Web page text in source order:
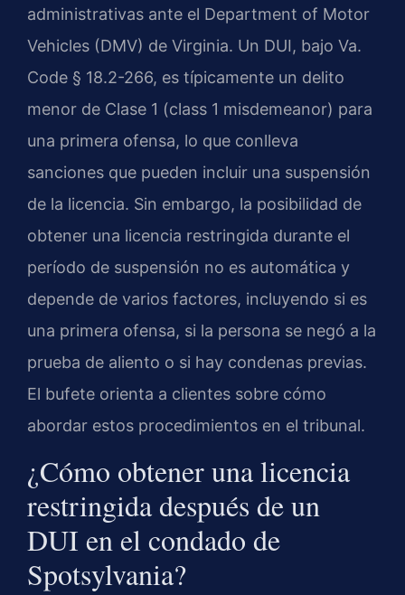
administrativas ante el Department of Motor
Vehicles (DMV) de Virginia. Un DUI, bajo Va.
Code § 18.2-266, es típicamente un delito
menor de Clase 1 (class 1 misdemeanor) para
una primera ofensa, lo que conlleva
sanciones que pueden incluir una suspensión
de la licencia. Sin embargo, la posibilidad de
obtener una licencia restringida durante el
período de suspensión no es automática y
depende de varios factores, incluyendo si es
una primera ofensa, si la persona se negó a la
prueba de aliento o si hay condenas previas.
El bufete orienta a clientes sobre cómo
abordar estos procedimientos en el tribunal.
¿Cómo obtener una licencia
restringida después de un
DUI en el condado de
Spotsylvania?